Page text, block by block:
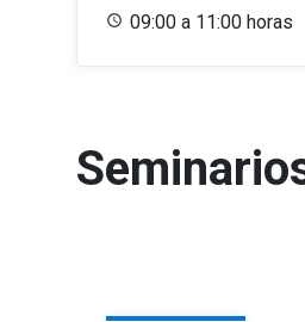
09:00 a 11:00 horas